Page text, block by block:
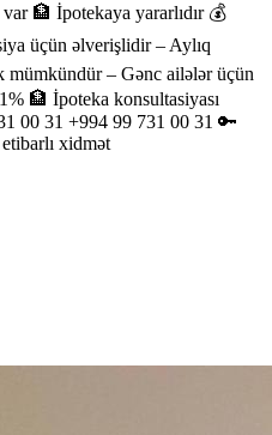
🏦 İpotekaya yararlıdır 💰
üçün əlverişlidir – Aylıq
– Gənc ailələr üçün
🏦 İpoteka konsultasiyası
00 31 +994 99 731 00 31 🔑
xidmət